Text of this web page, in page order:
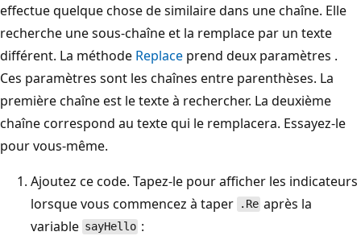
effectue quelque chose de similaire dans une chaîne. Elle
recherche une sous-chaîne et la remplace par un texte
différent. La méthode Replace prend deux paramètres .
Ces paramètres sont les chaînes entre parenthèses. La
première chaîne est le texte à rechercher. La deuxième
chaîne correspond au texte qui le remplacera. Essayez-le
pour vous-même.
Ajoutez ce code. Tapez-le pour afficher les indicateurs
lorsque vous commencez à taper
.Re après la
variable sayHello :